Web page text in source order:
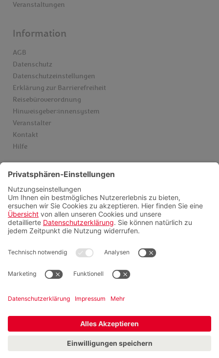
Veranstaltungen
Information
AGB
Datenschutz
Datenschutzeinstellungen
Erklärung zur Barrierefreiheit
Reisebüroverordnung
Hinweisgeber:innensystem
Veranstalter
Kontakt
Hilfe
Services
Einreise & Visum
Gesundheitsinfos
Kataloge
Newsletter
Servicepauschalen
Videoberatung
Zahlungsmöglichkeiten